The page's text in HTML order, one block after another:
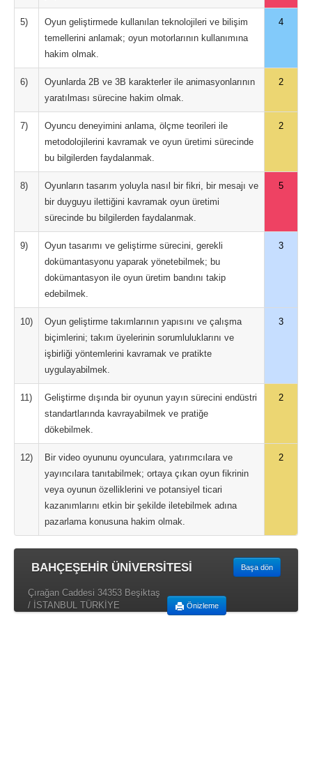
5)
Oyun geliştirmede kullanılan teknolojileri ve bilişim
temellerini anlamak; oyun motorlarının kullanımına
hakim olmak.
4
6)
Oyunlarda 2B ve 3B karakterler ile animasyonlarının
yaratılması sürecine hakim olmak.
2
7)
Oyuncu deneyimini anlama, ölçme teorileri ile
metodolojilerini kavramak ve oyun üretimi sürecinde
bu bilgilerden faydalanmak.
2
8)
Oyunların tasarım yoluyla nasıl bir fikri, bir mesajı ve
bir duyguyu ilettiğini kavramak oyun üretimi
sürecinde bu bilgilerden faydalanmak.
5
9)
Oyun tasarımı ve geliştirme sürecini, gerekli
dokümantasyonu yaparak yönetebilmek; bu
dokümantasyon ile oyun üretim bandını takip
edebilmek.
3
10)
Oyun geliştirme takımlarının yapısını ve çalışma
biçimlerini; takım üyelerinin sorumluluklarını ve
işbirliği yöntemlerini kavramak ve pratikte
uygulayabilmek.
3
11)
Geliştirme dışında bir oyunun yayın sürecini endüstri
standartlarında kavrayabilmek ve pratiğe
dökebilmek.
2
12)
Bir video oyununu oyunculara, yatırımcılara ve
yayıncılara tanıtabilmek; ortaya çıkan oyun fikrinin
veya oyunun özelliklerini ve potansiyel ticari
kazanımlarını etkin bir şekilde iletebilmek adına
pazarlama konusuna hakim olmak.
2
BAHÇEŞEHİR ÜNİVERSİTESİ Başa dön
Önizleme
Çırağan Caddesi 34353 Beşiktaş
/ İSTANBUL TÜRKİYE